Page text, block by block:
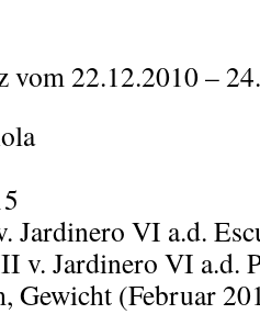
vom 22.12.2010 –
Jardinero VI a.d.
v. Jardinero VI a.d.
Gewicht (Februar